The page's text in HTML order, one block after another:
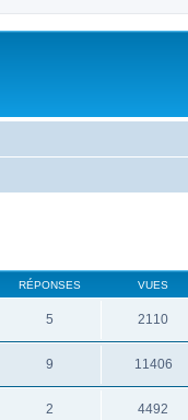
RÉPONSES VUES
5 2110
9 11406
2 4492